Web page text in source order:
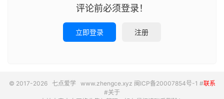
评论前必须登录！
立即登录 注册
© 2017-2026 七点爱学www.zhengce.xyz 闽ICP备20007854号-1 #联系
#关于